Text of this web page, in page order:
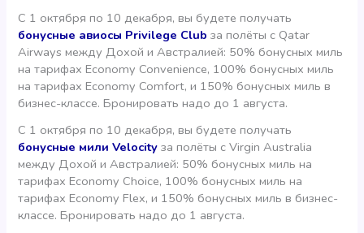
С 1 октября по 10 декабря, вы будете получать
бонусные авиосы Privilege Club за полёты с Qatar
Airways между Дохой и Австралией: 50% бонусных миль
на тарифах Economy Convenience, 100% бонусных миль
на тарифах Economy Comfort, и 150% бонусных миль в
бизнес-классе. Бронировать надо до 1 августа.
С 1 октября по 10 декабря, вы будете получать
бонусные мили Velocityза полёты с Virgin Australia
между Дохой и Австралией: 50% бонусных миль на
тарифах Economy Choice, 100% бонусных миль на
тарифах Economy Flex, и 150% бонусных миль в бизнес-
классе. Бронировать надо до 1 августа.